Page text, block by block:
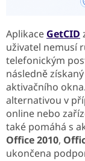
Aplikace GetCID
uživatel nemusí
telefonickým
následně
aktivačního
alternativou v
online nebo
také pomáhá s
Office 2010,
ukončena